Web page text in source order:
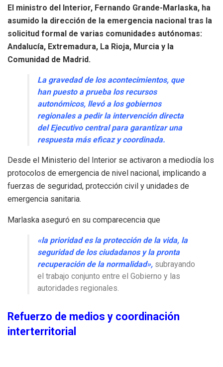
El ministro del Interior, Fernando Grande-Marlaska, ha
asumido la dirección de la emergencia nacional tras la
solicitud formal de varias comunidades autónomas:
Andalucía, Extremadura, La Rioja, Murcia y la
Comunidad de Madrid.
La gravedad de los acontecimientos, que
han puesto a prueba los recursos
autonómicos, llevó a los gobiernos
regionales a pedir la intervención directa
del Ejecutivo central para garantizar una
respuesta más eficaz y coordinada.
Desde el Ministerio del Interior se activaron a mediodía los
protocolos de emergencia de nivel nacional, implicando a
fuerzas de seguridad, protección civil y unidades de
emergencia sanitaria.
Marlaska aseguró en su comparecencia que
«la prioridad es la protección de la vida, la
seguridad de los ciudadanos y la pronta
recuperación de la normalidad», subrayando
el trabajo conjunto entre el Gobierno y las
autoridades regionales.
Refuerzo de medios y coordinación
interterritorial